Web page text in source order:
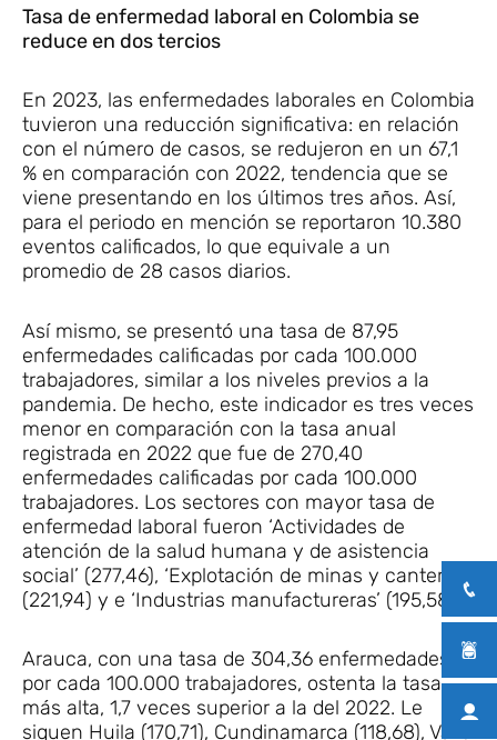
Tasa de enfermedad laboral en Colombia se
reduce en dos tercios
En 2023, las enfermedades laborales en Colombia
tuvieron una reducción significativa: en relación
con el número de casos, se redujeron en un 67,1
% en comparación con 2022, tendencia que se
viene presentando en los últimos tres años. Así,
para el periodo en mención se reportaron 10.380
eventos calificados, lo que equivale a un
promedio de 28 casos diarios.
Así mismo, se presentó una tasa de 87,95
enfermedades calificadas por cada 100.000
trabajadores, similar a los niveles previos a la
pandemia. De hecho, este indicador es tres veces
menor en comparación con la tasa anual
registrada en 2022 que fue de 270,40
enfermedades calificadas por cada 100.000
trabajadores. Los sectores con mayor tasa de
enfermedad laboral fueron ‘Actividades de
atención de la salud humana y de asistencia
social’ (277,46), ‘Explotación de minas y canteras’
(221,94) y e ‘Industrias manufactureras’ (195,58).
Arauca, con una tasa de 304,36 enfermedades
por cada 100.000 trabajadores, ostenta la tasa
más alta, 1,7 veces superior a la del 2022. Le
siguen Huila (170,71), Cundinamarca (118,68), Valle